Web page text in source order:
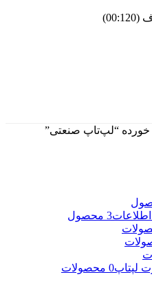
(00:
120
)
“لپ‌تاپ صنعتی”
3 محصول
لپتاپ0 محصولات